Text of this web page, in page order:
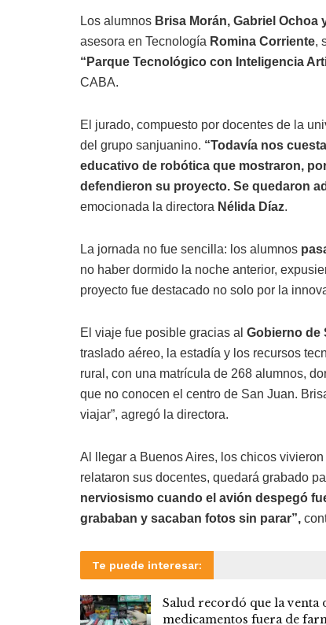
Los alumnos Brisa Morán, Gabriel Ochoa
asesora en Tecnología Romina Corriente,
“Parque Tecnológico con Inteligencia
CABA.
El jurado, compuesto por docentes de la
del grupo sanjuanino. “Todavía nos
educativo de robótica que mostraron,
defendieron su proyecto. Se quedaron
emocionada la directora Nélida Díaz.
La jornada no fue sencilla: los alumnos
no haber dormido la noche anterior,
proyecto fue destacado no solo por la
El viaje fue posible gracias al Gobierno de
traslado aéreo, la estadía y los recursos
rural, con una matrícula de 268 alumnos,
que no conocen el centro de San Juan.
viajar”, agregó la directora.
Al llegar a Buenos Aires, los chicos
relataron sus docentes, quedará grabado
nerviosismo cuando el avión despegó
grababan y sacaban fotos sin parar”,
Te puede interesar:
Salud recordó que la venta
medicamentos fuera de